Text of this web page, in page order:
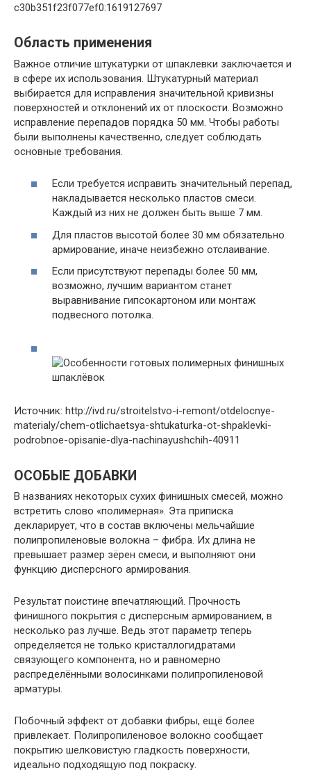
c30b351f23f077ef0:1619127697
Область применения
Важное отличие штукатурки от шпаклевки заключается и
в сфере их использования. Штукатурный материал
выбирается для исправления значительной кривизны
поверхностей и отклонений их от плоскости. Возможно
исправление перепадов порядка 50 мм. Чтобы работы
были выполнены качественно, следует соблюдать
основные требования.
Если требуется исправить значительный перепад,
накладывается несколько пластов смеси.
Каждый из них не должен быть выше 7 мм.
Для пластов высотой более 30 мм обязательно
армирование, иначе неизбежно отслаивание.
Если присутствуют перепады более 50 мм,
возможно, лучшим вариантом станет
выравнивание гипсокартоном или монтаж
подвесного потолка.
Источник: http://ivd.ru/stroitelstvo-i-remont/otdelocnye-
materialy/chem-otlichaetsya-shtukaturka-ot-shpaklevki-
podrobnoe-opisanie-dlya-nachinayushchih-40911
ОСОБЫЕ ДОБАВКИ
В названиях некоторых сухих финишных смесей, можно
встретить слово «полимерная». Эта приписка
декларирует, что в состав включены мельчайшие
полипропиленовые волокна – фибра. Их длина не
превышает размер зёрен смеси, и выполняют они
функцию дисперсного армирования.
Результат поистине впечатляющий. Прочность
финишного покрытия с дисперсным армированием, в
несколько раз лучше. Ведь этот параметр теперь
определяется не только кристаллогидратами
связующего компонента, но и равномерно
распределёнными волосинками полипропиленовой
арматуры.
Побочный эффект от добавки фибры, ещё более
привлекает. Полипропиленовое волокно сообщает
покрытию шелковистую гладкость поверхности,
идеально подходящую под покраску.